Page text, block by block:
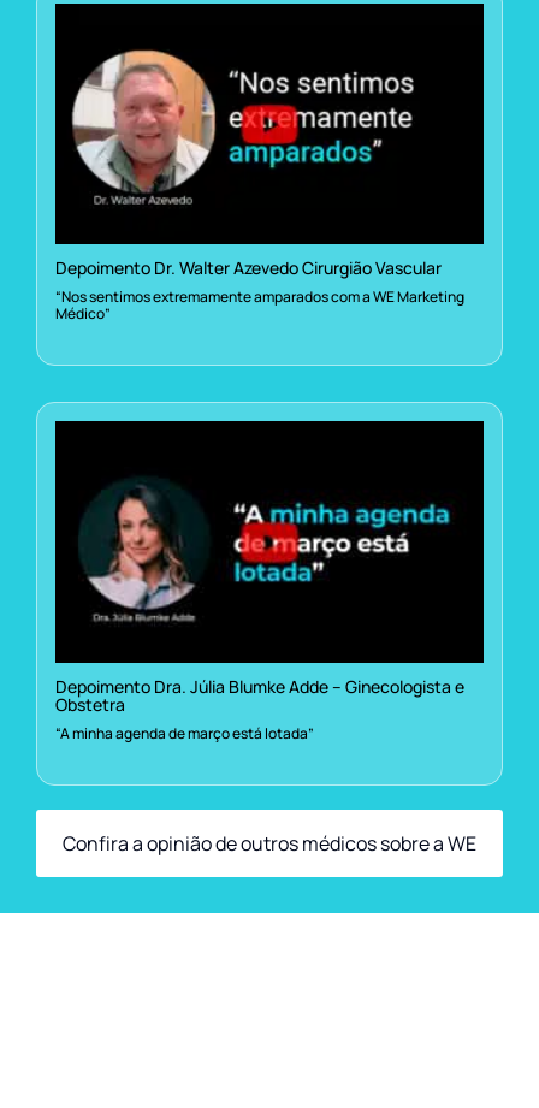
Depoimento Dr. Walter Azevedo Cirurgião Vascular
“Nos sentimos extremamente amparados com a WE Marketing
Médico”
Depoimento Dra. Júlia Blumke Adde – Ginecologista e
Obstetra
“A minha agenda de março está lotada”
Confira a opinião de outros médicos sobre a WE